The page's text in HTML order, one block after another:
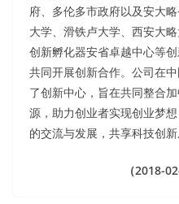
府、多伦多市政府以及安大
大学、滑铁卢大学、西安大
创新孵化器安省卓越中心等
共同开展创新合作。公司在
了创新中心，旨在共同整合
源，助力创业者实现创业梦
的交流与发展，共享科技创新
（2018-